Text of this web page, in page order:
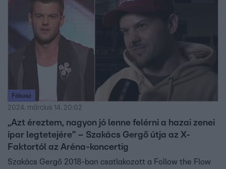
Fókusz
2024. március 14. 20:02
„Azt éreztem, nagyon jó lenne felérni a hazai zenei
ipar legtetejére” – Szakács Gergő útja az X-
Faktortól az Aréna-koncertig
Szakács Gergő 2018-ban csatlakozott a Follow the Flow